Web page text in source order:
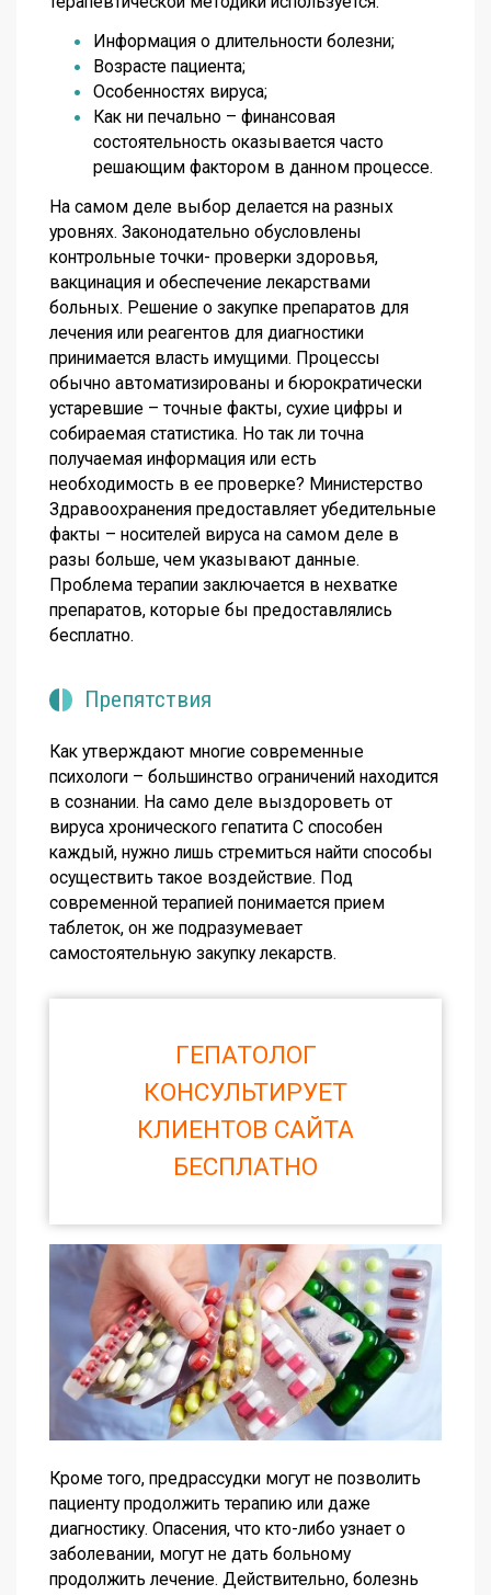
Информация о длительности болезни;
Возрасте пациента;
Особенностях вируса;
Как ни печально – финансовая
состоятельность оказывается часто
решающим фактором в данном процессе.
На самом деле выбор делается на разных
уровнях. Законодательно обусловлены
контрольные точки- проверки здоровья,
вакцинация и обеспечение лекарствами
больных. Решение о закупке препаратов для
лечения или реагентов для диагностики
принимается власть имущими. Процессы
обычно автоматизированы и бюрократически
устаревшие – точные факты, сухие цифры и
собираемая статистика. Но так ли точна
получаемая информация или есть
необходимость в ее проверке? Министерство
Здравоохранения предоставляет убедительные
факты – носителей вируса на самом деле в
разы больше, чем указывают данные.
Проблема терапии заключается в нехватке
препаратов, которые бы предоставлялись
бесплатно.
Препятствия
Как утверждают многие современные
психологи – большинство ограничений находится
в сознании. На само деле выздороветь от
вируса хронического гепатита С способен
каждый, нужно лишь стремиться найти способы
осуществить такое воздействие. Под
современной терапией понимается прием
таблеток, он же подразумевает
самостоятельную закупку лекарств.
ГЕПАТОЛОГ
КОНСУЛЬТИРУЕТ
КЛИЕНТОВ САЙТА
БЕСПЛАТНО
Кроме того, предрассудки могут не позволить
пациенту продолжить терапию или даже
диагностику. Опасения, что кто-либо узнает о
заболевании, могут не дать больному
продолжить лечение. Действительно, болезнь